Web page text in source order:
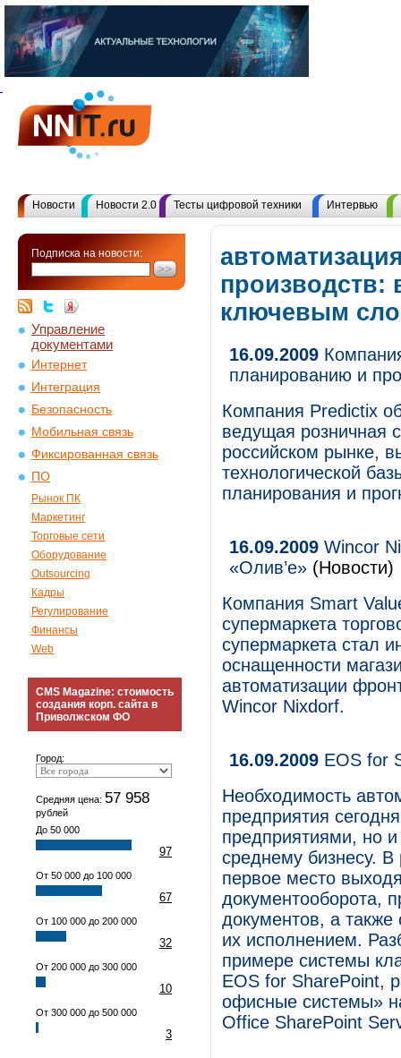
Новости Новости 2.0 Тесты цифровой техники Интервью
Подписка на новости:
Управление
документами
Интернет
Интеграция
Безопасность
Мобильная связь
Фиксированная связь
ПО
Рынок ПК
Маркетинг
Торговые сети
Оборудование
Outsourcing
Кадры
Регулирование
Финансы
Web
CMS Magazine: стоимость
создания корп. сайта в
Приволжском ФО
Город:
Средняя цена: 57 958
рублей
До 50 000
97
От 50 000 до 100 000
67
От 100 000 до 200 000
32
От 200 000 до 300 000
10
От 300 000 до 500 000
3
производств:
ключевым
16.09.2009
планированию и
Компания Predictix
ведущая розничная
российском рынке,
технологической
планирования и
16.09.2009 Wincor
«Олив’е» (Новости)
Компания Smart
супермаркета
супермаркета стал
оснащенности
автоматизации
Wincor Nixdorf.
16.09.2009 EOS for
Необходимость
предприятия
предприятиями, но
среднему бизнесу. В
первое место
документооборота,
документов, а также
их исполнением.
примере системы
EOS for SharePoint,
офисные системы»
Office SharePoint